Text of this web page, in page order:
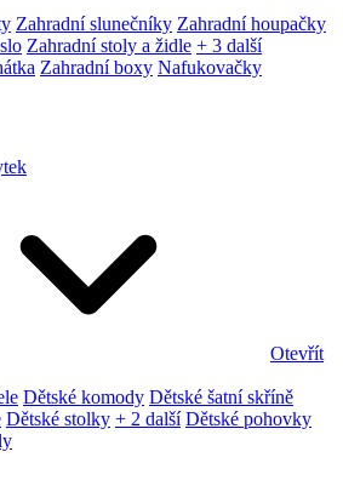
Zahradní slunečníky Zahradní houpačky
Zahradní stoly a židle + 3 další
Zahradní boxy Nafukovačky
Otevřít
Dětské komody Dětské šatní skříně
Dětské stolky + 2 další Dětské pohovky